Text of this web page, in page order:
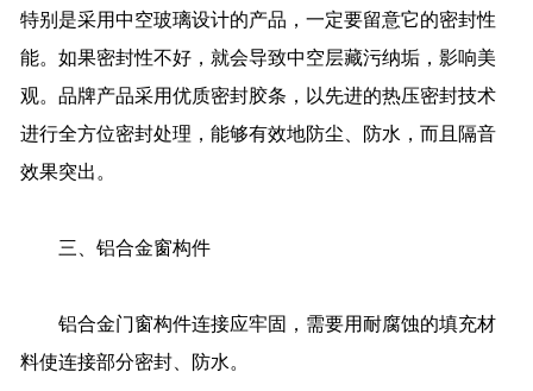
特别是采用中空玻璃设计的产品，一定要留意它的密封性
能。如果密封性不好，就会导致中空层藏污纳垢，影响美
观。品牌产品采用优质密封胶条，以先进的热压密封技术
进行全方位密封处理，能够有效地防尘、防水，而且隔音
效果突出。
三、铝合金窗构件
铝合金门窗构件连接应牢固，需要用耐腐蚀的填充材
料使连接部分密封、防水。